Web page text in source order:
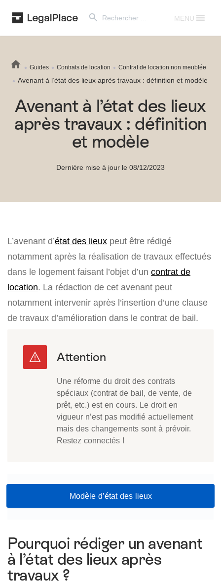
for:
MENU
Guides Contrats de location Contrat de location non meublée
Avenant à l’état des lieux après travaux : définition et modèle
Avenant à l’état des lieux
après travaux : définition
et modèle
Dernière mise à jour le 08/12/2023
L’avenant d’état des lieux peut être rédigé
notamment après la réalisation de travaux effectués
dans le logement faisant l’objet d’un contrat de
location. La rédaction de cet avenant peut
notamment intervenir après l’insertion d’une clause
de travaux d’amélioration dans le contrat de bail.
Une réforme du droit des contrats
spéciaux (contrat de bail, de vente, de
prêt, etc.) est en cours. Le droit en
vigueur n’est pas modifié actuellement
mais des changements sont à prévoir.
Restez connectés !
Modèle d’état des lieux
Pourquoi rédiger un avenant
à l’état des lieux après
travaux ?